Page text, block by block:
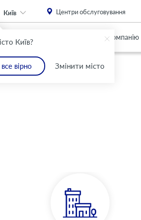
Київ?
вірно Змінити місто
Київ Центри обслуговування
Дому
Про Компанію
browser. Please install this critical